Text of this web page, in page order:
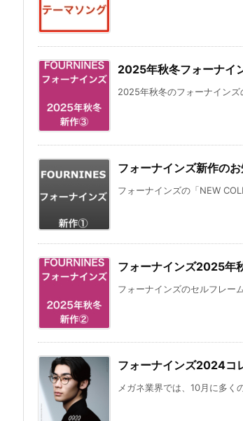
2025年秋冬フォーナ
2025年秋冬のフォーナイン
フォーナインズ新作の
フォーナインズの「NEW
フォーナインズ2025
フォーナインズのセルフレー
フォーナインズ2024コ
メガネ業界では、10月に多く